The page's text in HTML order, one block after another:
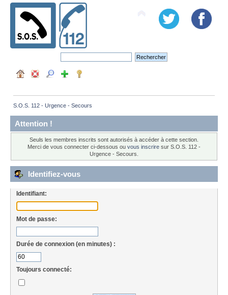
S.O.S. 112 - Urgence - Secours
Attention !
Seuls les membres inscrits sont autorisés à accéder à cette section.
Merci de vous connecter ci-dessous ou vous inscrire sur S.O.S. 112 -
Urgence - Secours.
Identifiez-vous
Identifiant:
Mot de passe:
Durée de connexion (en minutes) :
Toujours connecté: